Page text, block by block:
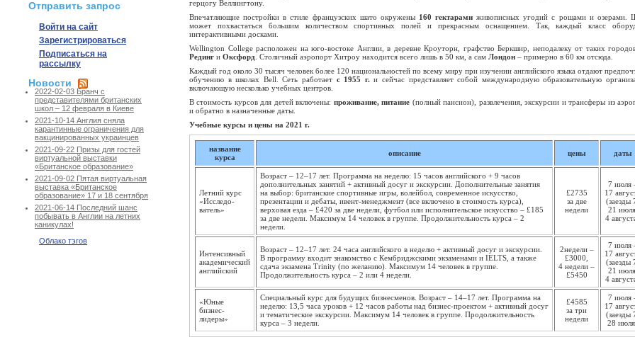
Отправить запрос
Войти на сайт
Зарегистрироваться
Подписаться на
рассылку
Новости
2022-02-03 Бранч с
представителями британских
школ – 12 февраля в Киеве
2021-10-14 Англия сняла
карантинные ограничения для
вакцинированных украинцев
2021-09-22 Призы для гостей
виртуальной выставки
«Британское образование»
2021-09-02 Пятая виртуальная
выставка «Британское
образование» 17 и 18 сентября
2021-06-14 Последний шанс
побывать в Англии на летних
каникулах!
Облако тэгов
герцогу Веллингтону.
Впечатляющие постройки в стиле французских шато окружены 160 гектарами живописных угодий с рощами и озерами.
может похвастаться большим количеством спортивных полей и прекрасным оснащением. Так, каждый класс
интерактивными досками.
Wellington College расположен на юго-востоке Англии, в деревне Кроуторн, графство Беркшир, неподалеку от таких
Рединг и Оксфорд . Столичный аэропорт Хитроу находится всего лишь в 50 км, а сам Лондон – примерно в 60 км отсюда.
Каждый год около 30 тысяч человек более 120 национальностей по всему миру при изучении английского языка отдают
обучению в школах Bell. Сеть работает с 1955 г.и сейчас представляет собой международную образовательную
включающую несколько учебных центров.
В стоимость курсов для детей включены: проживание, питание (полный пансион), развлечения, экскурсии и трансферы из
и обратно в назначенные даты.
Учебные курсы и цены на 2021 г.
название
курса
описание цены даты
Летний курс
«Исследо­
ватель»
Возраст – 12–17 лет. Программа на неделю: 15 часов английского + 9 часов
дополнительных занятий + активный досуг и экскурсии. Дополнительные занятия
на выбор: британские спортивные игры, волейбол, современное искусство,
презентации и дебаты, ивент-менеджмент (все включено в стоимость курса),
верховая езда – £420 за две недели, футбол или исполнительское искусство – £185
за две недели. Максимум 14 человек в группе. Продолжительность курса – 2
недели.
£2735
за две
недели
7 июля
17
(заезды
21 июля,
4
Интенсивный
академический
английский
Возраст – 12–17 лет. 24 часа английского в неделю + активный досуг и экскурсии.
В программу входит знакомство с Кембриджскими экзаменами и IELTS, а также
сдача экзамена Trinity (по желанию). Максимум 14 человек в группе.
Продолжительность курса – 2 или 4 недели.
2недели –
£3000,
4 недели –
£5450
7 июля
17
(заезды
21 июля,
4
«Юные
бизнес-
лидеры»
Специальный курс для будущих бизнесменов. Возраст – 14–17 лет. Программа на
неделю: 13,5 часа уроков + 12 часов работы над бизнес-проектом + активный досуг
и тематические экскурсии. Максимум 14 человек в группе. Продолжительность
курса – 3 недели.
£4585
за три
недели
7 июля
17
(заезды
28